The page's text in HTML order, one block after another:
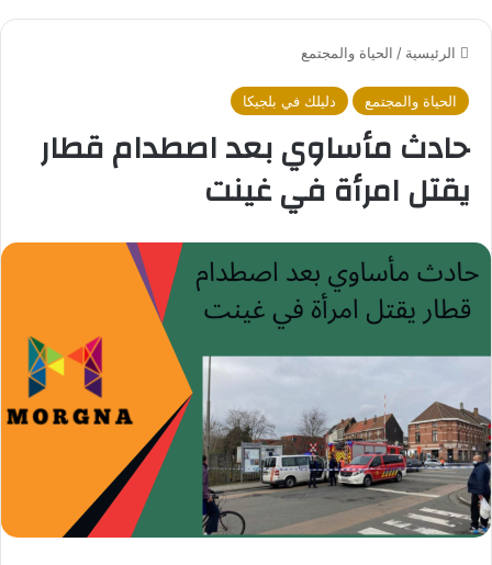
الرئيسية / الحياة والمجتمع
الحياة والمجتمع دليلك في بلجيكا
حادث مأساوي بعد اصطدام قطار
يقتل امرأة في غينت